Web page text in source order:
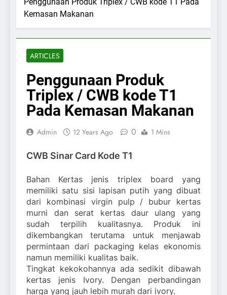
Kemasan Makanan
ARTICLES
Penggunaan Produk
Triplex / CWB kode T1
Pada Kemasan Makanan
Admin 12 Years Ago 0 1 Mins
CWB Sinar Card Kode T1
Bahan Kertas jenis triplex board yang
memiliki satu sisi lapisan putih yang dibuat
dari kombinasi virgin pulp / bubur kertas
murni dan serat kertas daur ulang yang
sudah terpilih kualitasnya. Produk ini
dikembangkan terutama untuk menjawab
permintaan dari packaging kelas ekonomis
namun memiliki kualitas baik.
Tingkat kekokohannya ada sedikit dibawah
kertas jenis Ivory. Dengan perbandingan
harga yang jauh lebih murah dari ivory.